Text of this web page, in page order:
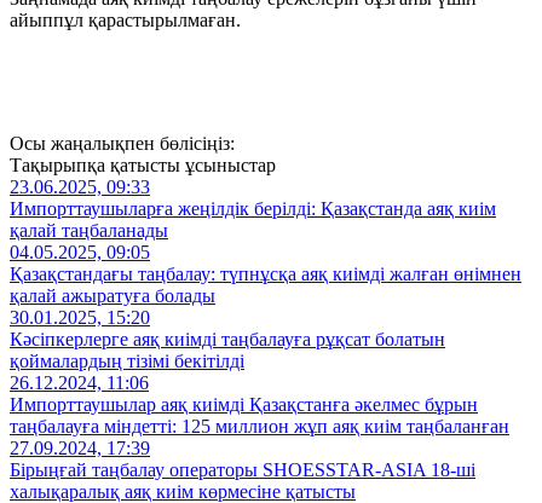
айыппұл қарастырылмаған.
Осы жаңалықпен бөлісіңіз:
Тақырыпқа қатысты ұсыныстар
23.06.2025, 09:33
Импорттаушыларға жеңілдік берілді: Қазақстанда аяқ киім
қалай таңбаланады
04.05.2025, 09:05
Қазақстандағы таңбалау: түпнұсқа аяқ киімді жалған өнімнен
қалай ажыратуға болады
30.01.2025, 15:20
Кәсіпкерлерге аяқ киімді таңбалауға рұқсат болатын
қоймалардың тізімі бекітілді
26.12.2024, 11:06
Импорттаушылар аяқ киімді Қазақстанға әкелмес бұрын
таңбалауға міндетті: 125 миллион жұп аяқ киім таңбаланған
27.09.2024, 17:39
Бірыңғай таңбалау операторы SHOESSTAR-ASIA 18-ші
халықаралық аяқ киім көрмесіне қатысты